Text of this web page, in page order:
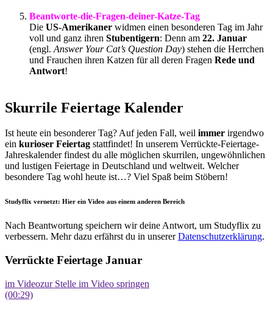
Beantworte-die-Fragen-deiner-Katze-Tag
Die US-Amerikaner widmen einen besonderen Tag im Jahr
voll und ganz ihren Stubentigern: Denn am 22. Januar
(engl. Answer Your Cat’s Question Day) stehen die Herrchen
und Frauchen ihren Katzen für all deren Fragen Rede und
Antwort!
Skurrile Feiertage Kalender
Ist heute ein besonderer Tag? Auf jeden Fall, weil immer irgendwo
ein kurioser Feiertag stattfindet! In unserem Verrückte-Feiertage-
Jahreskalender findest du alle möglichen skurrilen, ungewöhnlichen
und lustigen Feiertage in Deutschland und weltweit. Welcher
besondere Tag wohl heute ist…? Viel Spaß beim Stöbern!
Studyflix vernetzt: Hier ein Video aus einem anderen Bereich
Nach Beantwortung speichern wir deine Antwort, um Studyflix zu
verbessern. Mehr dazu erfährst du in unsererDatenschutzerklärung.
Verrückte Feiertage Januar
im Videozur Stelle im Video springen
(00:29)